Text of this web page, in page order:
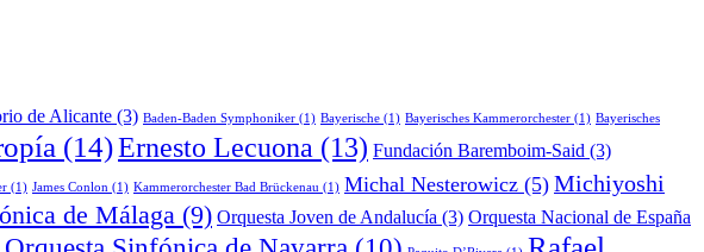
de Alicante (3) Baden-Baden Symphoniker (1) Bayerische (1) Bayerisches Kammerorchester (1) Bayerisches
(14)Ernesto Lecuona (13) Fundación Baremboim-Said (3)
(1) James Conlon (1) Kammerorchester Bad Brückenau (1) Michal Nesterowicz (5) Michiyoshi
de Málaga (9) Orquesta Joven de Andalucía (3) Orquesta Nacional de España